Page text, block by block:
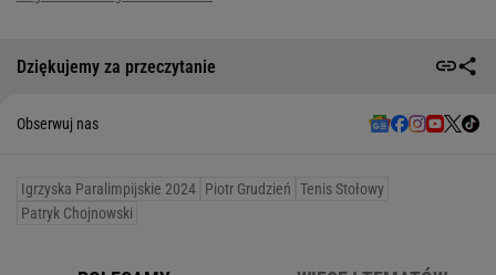
Dziękujemy za przeczytanie
Obserwuj nas
Igrzyska Paralimpijskie 2024 Piotr Grudzień Tenis Stołowy
Patryk Chojnowski